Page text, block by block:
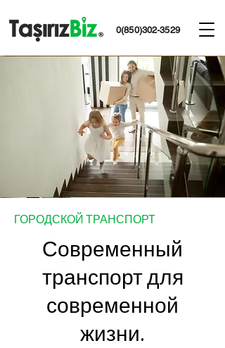
0(850)302-3529
ГОРОДСКОЙ ТРАНСПОРТ
Современный
транспорт для
современной
жизни.